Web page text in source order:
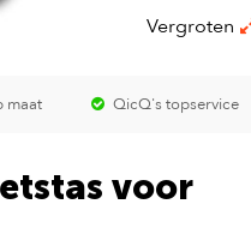
Vergroten
maat QicQ's topservice
voor